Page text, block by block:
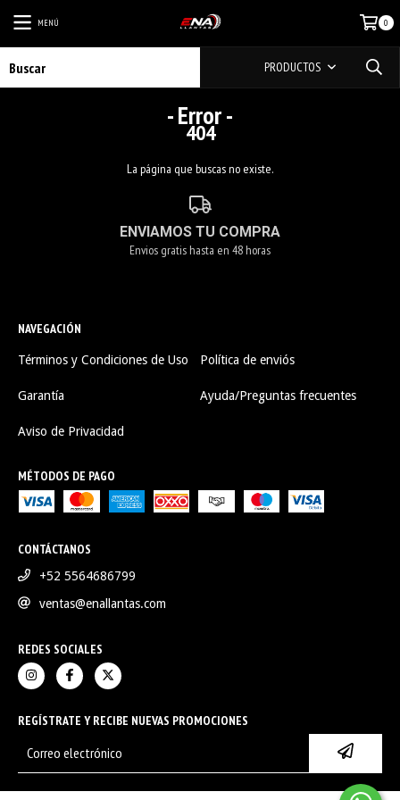
MENÚ 0
PRODUCTOS
- Error -
404
La página que buscas no existe.
ENVIAMOS TU COMPRA
Envios gratis hasta en 48 horas
NAVEGACIÓN
Términos y Condiciones de Uso Política de enviós
Garantía Ayuda/Preguntas frecuentes
Aviso de Privacidad
MÉTODOS DE PAGO
CONTÁCTANOS
+52 5564686799
ventas@enallantas.com
REDES SOCIALES
REGÍSTRATE Y RECIBE NUEVAS PROMOCIONES